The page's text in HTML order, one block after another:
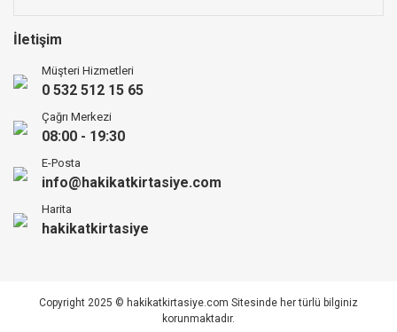
İletişim
Müşteri Hizmetleri
0 532 512 15 65
Çağrı Merkezi
08:00 - 19:30
E-Posta
info@hakikatkirtasiye.com
Harita
hakikatkirtasiye
Copyright 2025 © hakikatkirtasiye.com Sitesinde her türlü bilginiz
korunmaktadır.